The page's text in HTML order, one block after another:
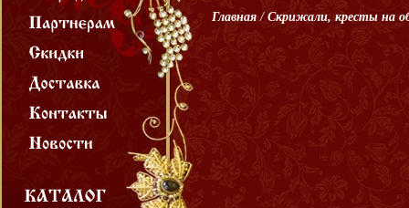
Главная / Скрижали, кресты на